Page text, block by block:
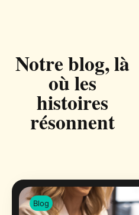
Notre blog, là
où les
histoires
résonnent
Blog